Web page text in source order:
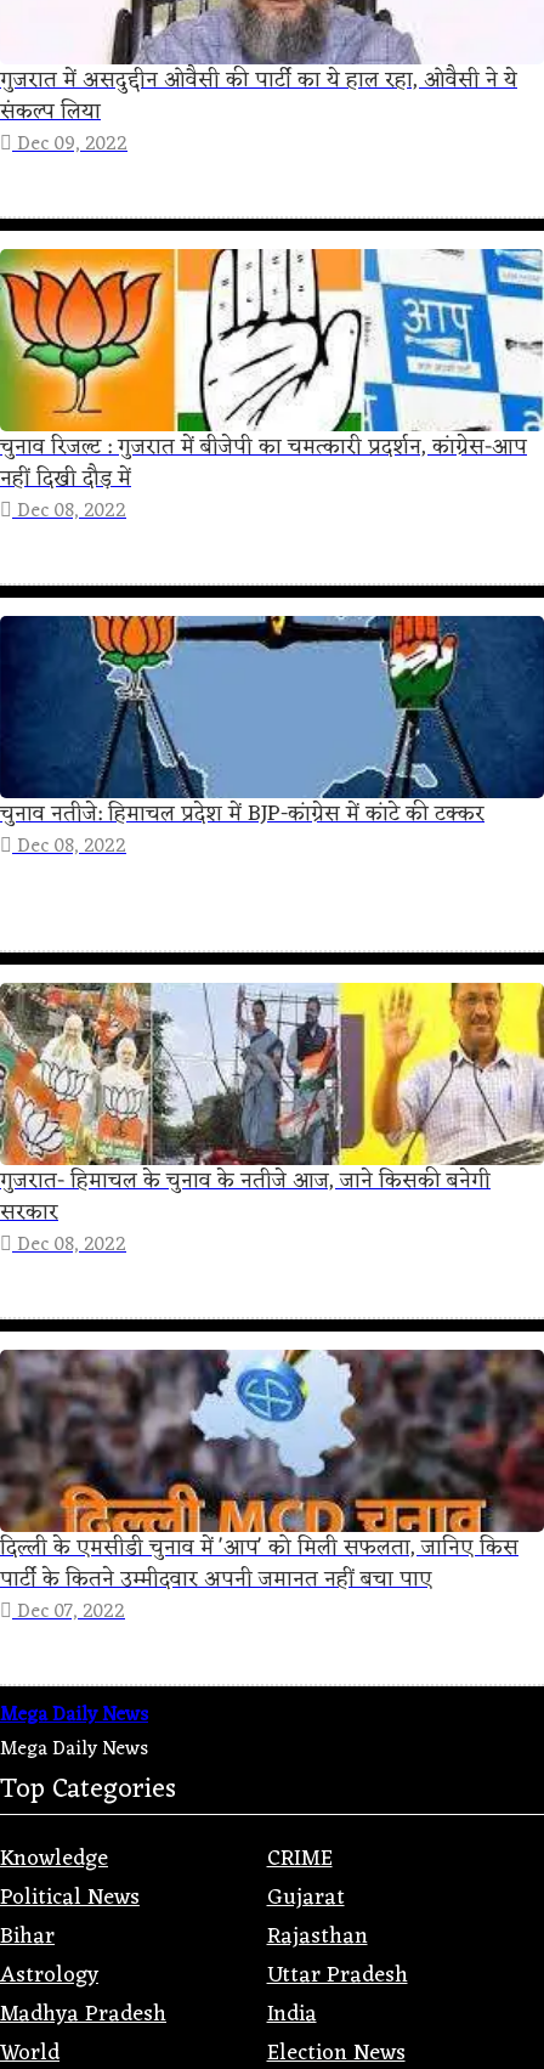
गुजरात में असदुद्दीन ओवैसी की पार्टी का ये हाल रहा, ओवैसी ने ये
संकल्प लिया
Dec 09, 2022
चुनाव रिजल्ट : गुजरात में बीजेपी का चमत्कारी प्रदर्शन, कांग्रेस-आप
नहीं दिखी दौड़ में
Dec 08, 2022
चुनाव नतीजे: हिमाचल प्रदेश में BJP-कांग्रेस में कांटे की टक्कर
Dec 08, 2022
गुजरात- हिमाचल के चुनाव के नतीजे आज, जाने किसकी बनेगी
सरकार
Dec 08, 2022
दिल्ली के एमसीडी चुनाव में 'आप' को मिली सफलता, जानिए किस
पार्टी के कितने उम्मीदवार अपनी जमानत नहीं बचा पाए
Dec 07, 2022
Mega Daily News
Mega Daily News
Top Categories
Knowledge
CRIME
Political News
Gujarat
Bihar
Rajasthan
Astrology
Uttar Pradesh
Madhya Pradesh
India
World
Election News